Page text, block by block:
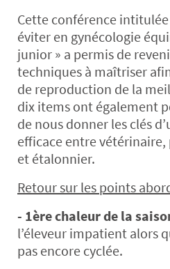
Cette conférence intitulée
éviter en gynécologie
junior » a permis de
techniques à maîtriser
de reproduction de la
dix items ont également
de nous donner les clés
efficace entre
et étalonnier.
Retour sur les points
- 1ère chaleur de la
l’éleveur impatient alors
pas encore cyclée.